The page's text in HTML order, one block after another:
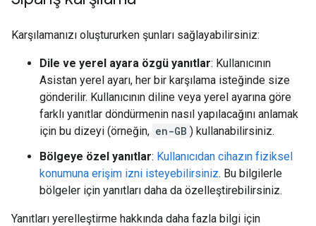
Karşılamanızı oluştururken şunları sağlayabilirsiniz:
Dile ve yerel ayara özgü yanıtlar: Kullanıcının
Asistan yerel ayarı, her bir karşılama isteğinde size
gönderilir. Kullanıcının diline veya yerel ayarına göre
farklı yanıtlar döndürmenin nasıl yapılacağını anlamak
için bu dizeyi (örneğin, en-GB ) kullanabilirsiniz.
Bölgeye özel yanıtlar: Kullanıcıdan cihazın fiziksel
konumuna erişim izni isteyebilirsiniz. Bu bilgilerle
bölgeler için yanıtları daha da özelleştirebilirsiniz.
Yanıtları yerelleştirme hakkında daha fazla bilgi için